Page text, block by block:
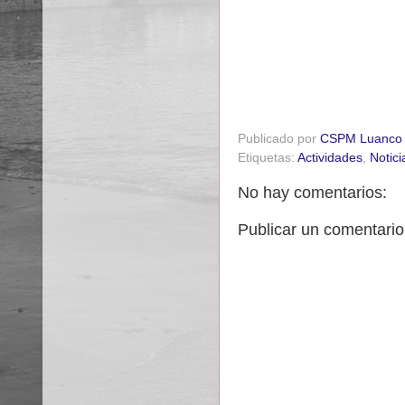
Publicado por CSPM Luanco
Etiquetas: Actividades,
No hay comentarios:
Publicar un comentario